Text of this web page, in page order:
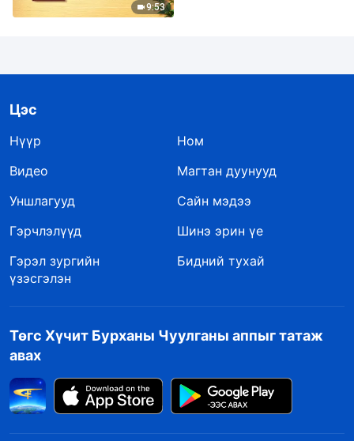
9:53
Цэс
Нүүр
Ном
Видео
Магтан дуунууд
Уншлагууд
Сайн мэдээ
Гэрчлэлүүд
Шинэ эрин үе
Гэрэл зургийн
үзэсгэлэн
Бидний тухай
Төгс Хүчит Бурханы Чуулганы аппыг татаж
авах